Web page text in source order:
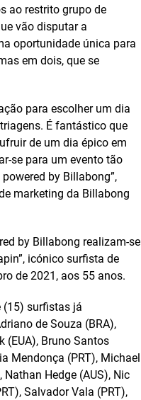
ao restrito grupo de
vão disputar a
oportunidade única para
em dois, que se
para escolher um dia
É fantástico que
de um dia épico em
se para um evento tão
by Billabong”,
marketing da Billabong
by Billabong realizam-se
icónico surfista de
de 2021, aos 55 anos.
(15) surfistas já
de Souza (BRA),
(EUA), Bruno Santos
Mendonça (PRT), Michael
Hedge (AUS), Nic
Salvador Vala (PRT),